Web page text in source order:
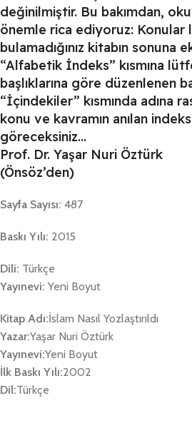
değinilmiştir. Bu bakımdan,
önemle rica ediyoruz: Konular
bulamadığınız kitabın sonuna
“Alfabetik İndeks” kısmına
başlıklarına göre düzenlenen
“İçindekiler” kısmında adına
konu ve kavramın anılan
göreceksiniz…
Prof. Dr. Yaşar Nuri Öztürk
(Önsöz’den)
Sayfa Sayısı: 487
Baskı Yılı: 2015
Dili: Türkçe
Yayınevi: Yeni Boyut
Kitap Adı:İslam Nasıl Yozlaştırıldı
Yazar:Yaşar Nuri Öztürk
Yayınevi:Yeni Boyut
İlk Baskı Yılı:2002
Dil:Türkçe